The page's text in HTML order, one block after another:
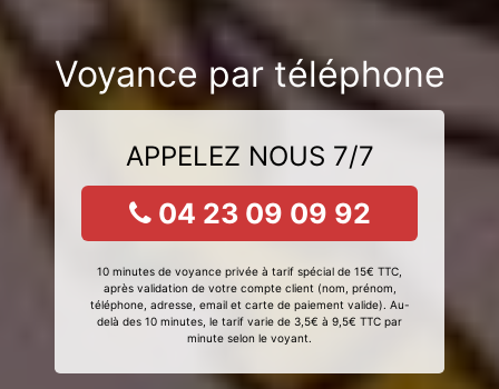
Voyance par téléphone
APPELEZ NOUS 7/7
04 23 09 09 92
10 minutes de voyance privée à tarif spécial de 15€ TTC,
après validation de votre compte client (nom, prénom,
téléphone, adresse, email et carte de paiement valide). Au-
delà des 10 minutes, le tarif varie de 3,5€ à 9,5€ TTC par
minute selon le voyant.